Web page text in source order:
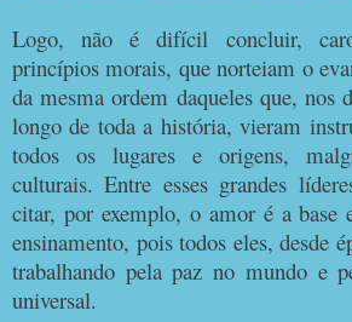
Logo, não é difícil concluir,
princípios morais, que norteiam o
da mesma ordem daqueles que, nos
longo de toda a história, vieram
todos os lugares e origens,
culturais. Entre esses grandes
citar, por exemplo, o amor é a base
ensinamento, pois todos eles, desde
trabalhando pela paz no mundo e
universal.